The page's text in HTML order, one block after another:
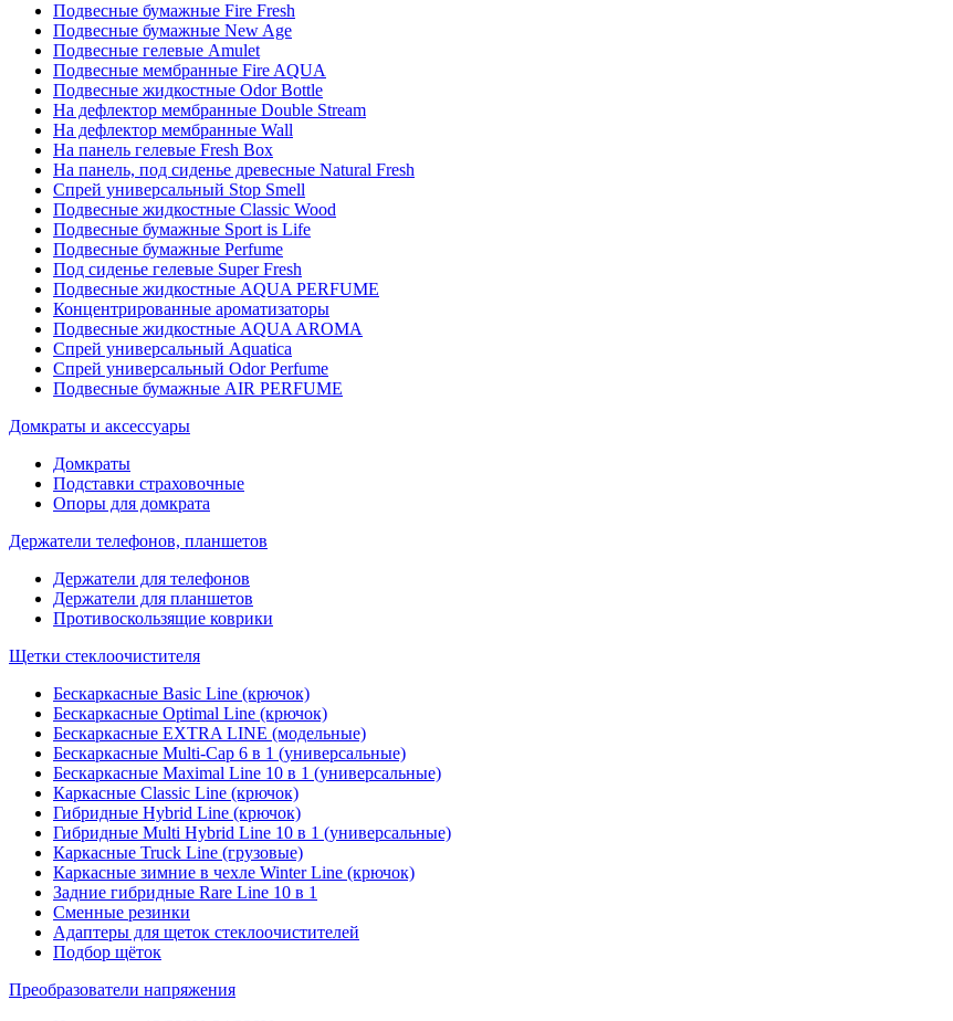
Подвесные бумажные Fire Fresh
Подвесные бумажные New Age
Подвесные гелевые Amulet
Подвесные мембранные Fire AQUA
Подвесные жидкостные Odor Bottle
На дефлектор мембранные Double Stream
На дефлектор мембранные Wall
На панель гелевые Fresh Box
На панель, под сиденье древесные Natural Fresh
Спрей универсальный Stop Smell
Подвесные жидкостные Classic Wood
Подвесные бумажные Sport is Life
Подвесные бумажные Perfume
Под сиденье гелевые Super Fresh
Подвесные жидкостные AQUA PERFUME
Концентрированные ароматизаторы
Подвесные жидкостные AQUA AROMA
Спрей универсальный Aquatica
Спрей универсальный Odor Perfume
Подвесные бумажные AIR PERFUME
Домкраты и аксессуары
Домкраты
Подставки страховочные
Опоры для домкрата
Держатели телефонов, планшетов
Держатели для телефонов
Держатели для планшетов
Противоскользящие коврики
Щетки стеклоочистителя
Бескаркасные Basic Line (крючок)
Бескаркасные Optimal Line (крючок)
Бескаркасные EXTRA LINE (модельные)
Бескаркасные Multi-Cap 6 в 1 (универсальные)
Бескаркасные Maximal Line 10 в 1 (универсальные)
Каркасные Classic Line (крючок)
Гибридные Hybrid Line (крючок)
Гибридные Multi Hybrid Line 10 в 1 (универсальные)
Каркасные Truck Line (грузовые)
Каркасные зимние в чехле Winter Line (крючок)
Задние гибридные Rare Line 10 в 1
Сменные резинки
Адаптеры для щеток стеклоочистителей
Подбор щёток
Преобразователи напряжения